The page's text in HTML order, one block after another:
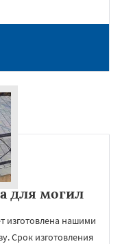
для могил
изготовлена нашими
Срок изготовления